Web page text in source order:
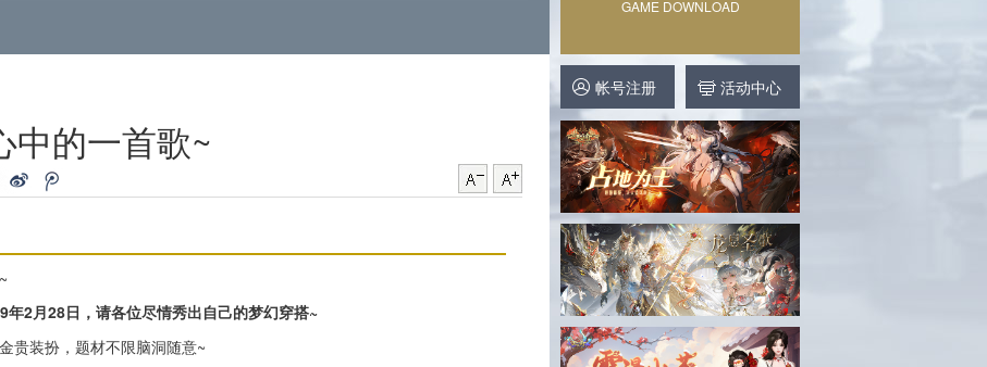
中的一首歌~
2月28日，请各位尽情秀出自己的梦幻穿搭~
贵装扮，题材不限脑洞随意~
GAME DOWNLOAD
帐号注册 活动中心